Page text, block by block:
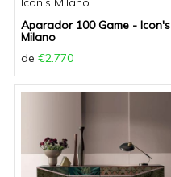
Aparador 100 Game - Icon's
Milano
de €2.770